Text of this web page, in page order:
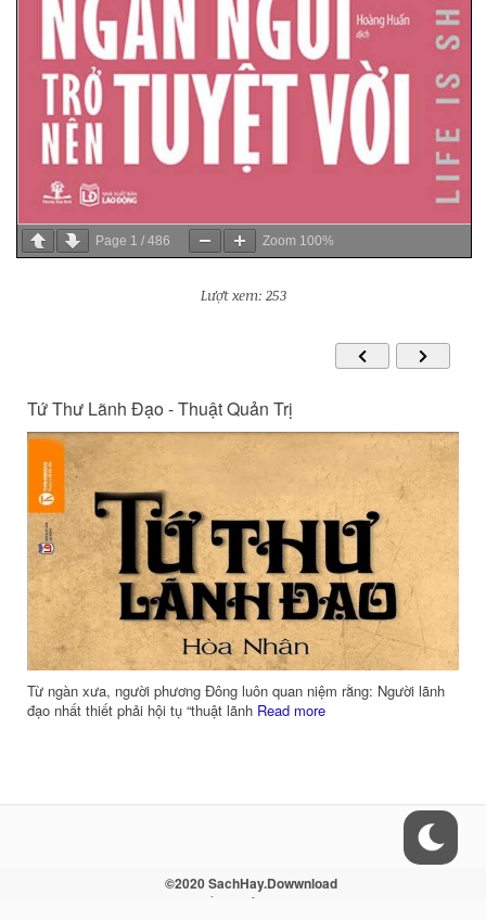
Page 1 / 486 Zoom 100%
Lượt xem: 253
Tứ Thư Lãnh Đạo - Thuật Quản Trị
Từ ngàn xưa, người phương Đông luôn quan niệm rằng: Người lãnh
đạo nhất thiết phải hội tụ “thuật lãnh Read more
©2020 SachHay.Dowwnload
Liên hệ - Điều khoản - Sitemap - RSS